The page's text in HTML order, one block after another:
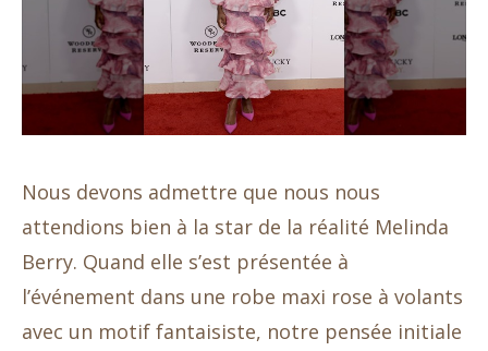
Nous devons admettre que nous nous
attendions bien à la star de la réalité Melinda
Berry. Quand elle s’est présentée à
l’événement dans une robe maxi rose à volants
avec un motif fantaisiste, notre pensée initiale